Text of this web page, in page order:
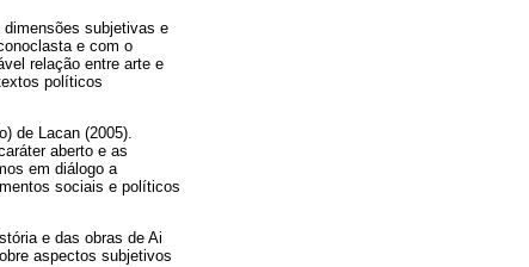
dimensões subjetivas e
e com o
relação entre arte e
políticos
de Lacan (2005).
aberto e as
em diálogo a
sociais e políticos
e das obras de Ai
aspectos subjetivos